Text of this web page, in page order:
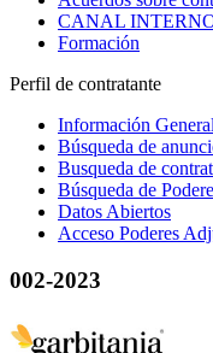
CANAL
Formación
Perfil de contratante
Información General
Búsqueda de
Busqueda de
Búsqueda de
Datos Abiertos
Acceso Poderes
002-2023